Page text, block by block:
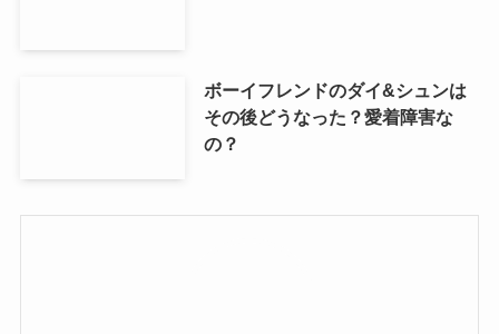
ボーイフレンドのダイ&シュンは
その後どうなった？愛着障害な
の？